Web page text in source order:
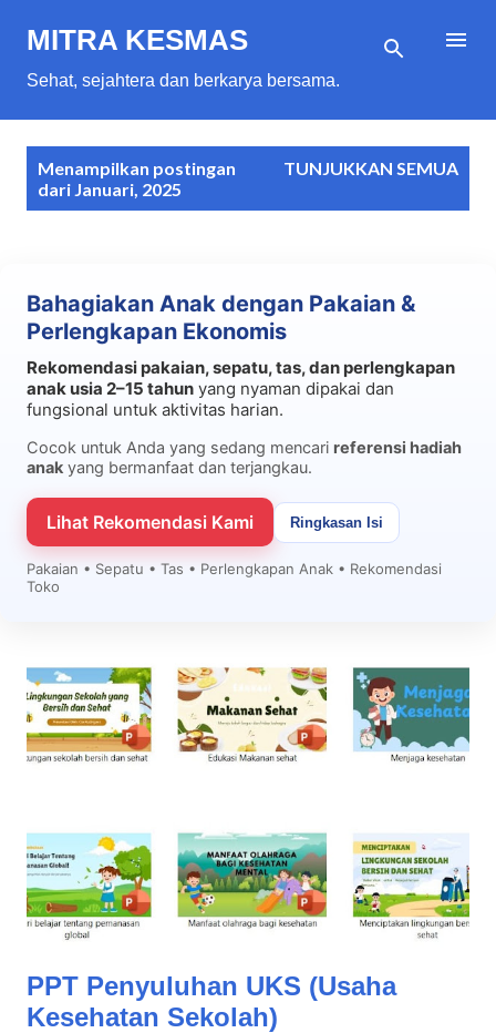
Langsung ke konten utama
MITRA KESMAS
Sehat, sejahtera dan berkarya bersama.
Menampilkan postingan
dari Januari, 2025
TUNJUKKAN SEMUA
Bahagiakan Anak dengan Pakaian &
Perlengkapan Ekonomis
Rekomendasi pakaian, sepatu, tas, dan perlengkapan
anak usia 2–15 tahun yang nyaman dipakai dan
fungsional untuk aktivitas harian.
Cocok untuk Anda yang sedang mencari referensi hadiah
anak yang bermanfaat dan terjangkau.
Lihat Rekomendasi Kami Ringkasan Isi
Pakaian • Sepatu • Tas • Perlengkapan Anak • Rekomendasi
Toko
PPT Penyuluhan UKS (Usaha
Kesehatan Sekolah)